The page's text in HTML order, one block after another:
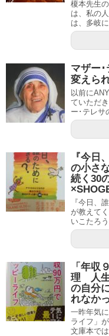
榎本先生
は、私の
は、多岐
マザー
変えら
以前に
ていただ
ー･テレサ
『今日
の小さ
続く30
『今日、
が教えて
いこたろ
「年収
理 人生
の自分
れなか
一昨年気
ライフ」
文庫本で